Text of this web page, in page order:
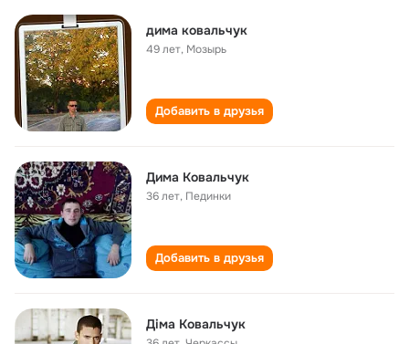
дима ковальчук
49 лет, Мозырь
Добавить в друзья
Дима Ковальчук
36 лет, Пединки
Добавить в друзья
Діма Ковальчук